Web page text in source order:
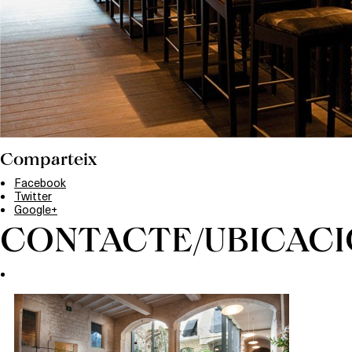
Comparteix
Facebook
Twitter
Google+
CONTACTE/